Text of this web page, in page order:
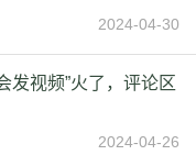
2024-04-30
发视频”火了，评论区
2024-04-26